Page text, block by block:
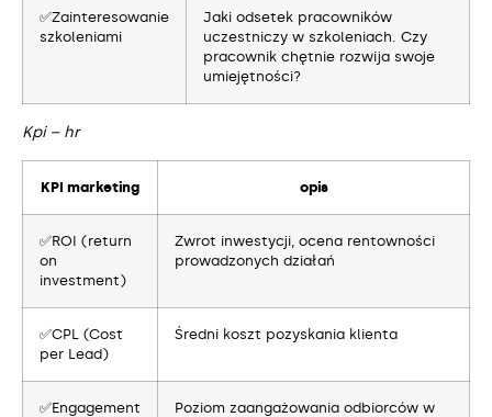
✅Zainteresowanie
szkoleniami
Jaki odsetek pracowników
uczestniczy w szkoleniach. Czy
pracownik chętnie rozwija swoje
umiejętności?
Kpi – hr
KPI marketing opis
✅ROI (return
on
investment)
Zwrot inwestycji, ocena rentowności
prowadzonych działań
✅CPL (Cost
per Lead)
Średni koszt pozyskania klienta
✅Engagement
Poziom zaangażowania odbiorców w